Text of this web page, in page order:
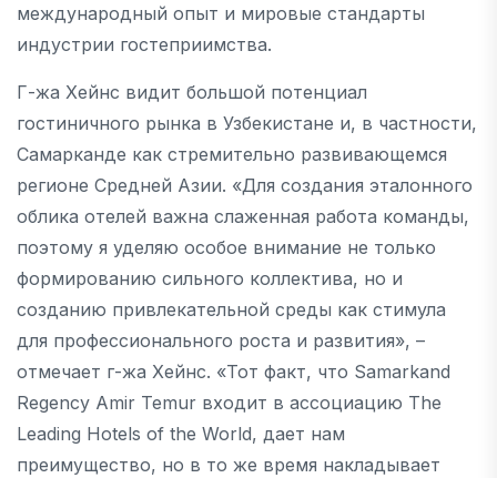
международный опыт и мировые стандарты
индустрии гостеприимства.
Г-жа Хейнс видит большой потенциал
гостиничного рынка в Узбекистане и, в частности,
Самарканде как стремительно развивающемся
регионе Средней Азии. «Для создания эталонного
облика отелей важна слаженная работа команды,
поэтому я уделяю особое внимание не только
формированию сильного коллектива, но и
созданию привлекательной среды как стимула
для профессионального роста и развития», –
отмечает г-жа Хейнс. «Тот факт, что Samarkand
Regency Amir Temur входит в ассоциацию The
Leading Hotels of the World, дает нам
преимущество, но в то же время накладывает